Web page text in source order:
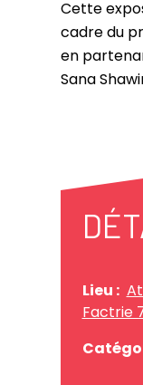
Cette
cadre du
en
Sana
Lieu :
Factrie